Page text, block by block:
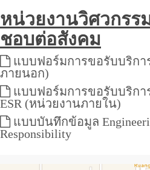
หน่วยงานวิศวกรร
ชอบต่อสังคม
แบบฟอร์มการขอรับบริกา
ภายนอก)
แบบฟอร์มการขอรับบริกา
ESR (หน่วยงานภายใน)
แบบบันทึกข้อมูล
Responsibility